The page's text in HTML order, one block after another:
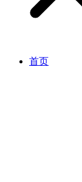
首页